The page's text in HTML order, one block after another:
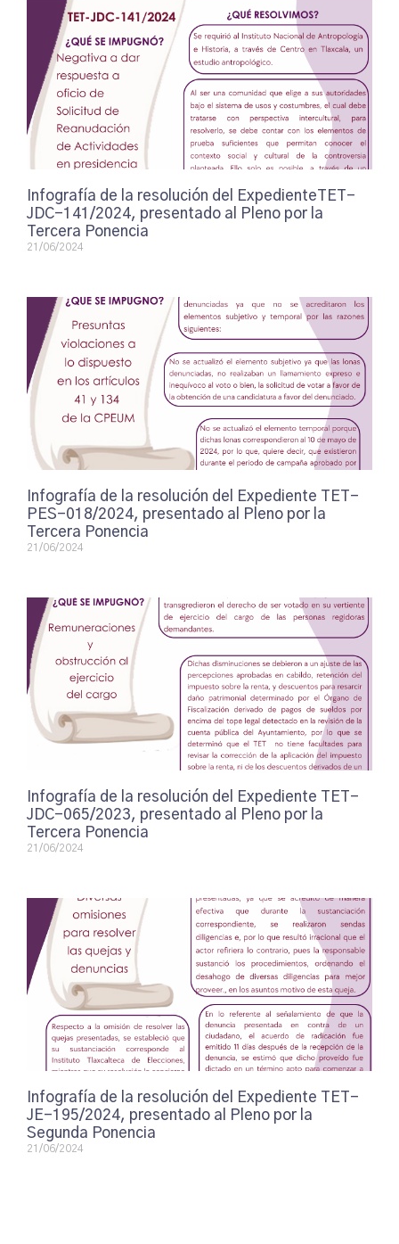
Infografía de la resolución del ExpedienteTET-
JDC-141/2024, presentado al Pleno por la
Tercera Ponencia
21/06/2024
Infografía de la resolución del Expediente TET-
PES-018/2024, presentado al Pleno por la
Tercera Ponencia
21/06/2024
Infografía de la resolución del Expediente TET-
JDC-065/2023, presentado al Pleno por la
Tercera Ponencia
21/06/2024
Infografía de la resolución del Expediente TET-
JE-195/2024, presentado al Pleno por la
Segunda Ponencia
21/06/2024